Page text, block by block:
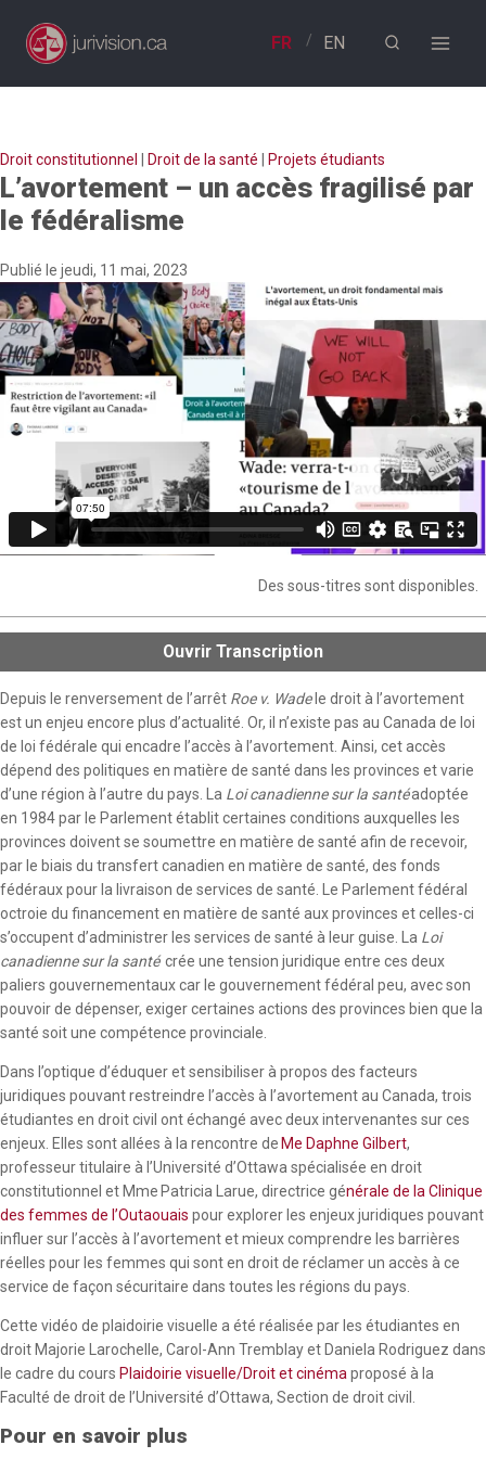
contenu
Droit constitutionnel Droit de la santé Projets étudiants
L’avortement – un accès fragilisé par
le fédéralisme
Publié le jeudi, 11 mai, 2023
Des sous-titres sont disponibles.
Ouvrir Transcription
*Montage scene*
Pourquoi est-il important pour une femme d’avoir accès à
l’avortement ? Pour les femmes, c’est la possibilité de
contrôler la procréation, à la fois le moment où elle a lieu, mais
aussi le choix d’assumer ou non cette responsabilité à vie et
de savoir si elles se trouvent à un moment de leur vie où elles
se sentent capables de le faire. Je pense qu’il est essentiel
que les femmes aient l’autonomie de leur corps.
Mais, on s’est qu’il y aplusieurs raisons qui font qu’il y a des
grossesses non planifiées, qu’une grossesse qui était planifiée
devient non voulue. Donc c’est important pour chaque
personne avoir un contrôle sur son corps, un contrôle sur sa
vie puis décider si on veut être parent puis quand on veut être
Que l’avortement est considéré comme un soin de santé. Il
s’agit d’un service médicalement nécessaire qui est financé
par les provinces et la répartition des compétences s’opère en
vertu de l’article 92 pour donner aux provinces la compétence
en matière de soins de santé. Notre constitution définit bien
les sphères de responsabilité entre le gouvernement fédéral
et les gouvernements provinciaux et les soins de santé sont
un domaine où, de plus en plus, en raison du coût des soins de
santé, les provinces doivent admettre qu’elles ne peuvent pas
tout simplement impossible. La situation peut être tendue
lorsque, par exemple, un parti comme le parti libéral contrôle
le gouvernement fédéral et qu’une province a un Premier
ministre conservateur. Il peut y avoir des intentions, mais le
système ne fonctionne que si tout le monde travaille
ensemble, car les provinces ne peuvent pas le faire seules,
Depuis le renversement de l’arrêt Roe v. Wadele droit à l’avortement
est un enjeu encore plus d’actualité. Or, il n’existe pas au Canada de loi
de loi fédérale qui encadre l’accès à l’avortement. Ainsi, cet accès
dépend des politiques en matière de santé dans les provinces et varie
d’une région à l’autre du pays. La Loi canadienne sur la santéadoptée
en 1984 par le Parlement établit certaines conditions auxquelles les
provinces doivent se soumettre en matière de santé afin de recevoir,
par le biais du transfert canadien en matière de santé, des fonds
fédéraux pour la livraison de services de santé. Le Parlement fédéral
octroie du financement en matière de santé aux provinces et celles-ci
s’occupent d’administrer les services de santé à leur guise. La Loi
canadienne sur la santécrée une tension juridique entre ces deux
paliers gouvernementaux car le gouvernement fédéral peu, avec son
pouvoir de dépenser, exiger certaines actions des provinces bien que la
santé soit une compétence provinciale.
Dans l’optique d’éduquer et sensibiliser à propos des facteurs
juridiques pouvant restreindre l’accès à l’avortement au Canada, trois
étudiantes en droit civil ont échangé avec deux intervenantes sur ces
enjeux. Elles sont allées à la rencontre de Me Daphne Gilbert,
professeur titulaire à l’Université d’Ottawa spécialisée en droit
constitutionnel et Mme Patricia Larue, directrice générale de la Clinique
des femmes de l’Outaouais pour explorer les enjeux juridiques pouvant
influer sur l’accès à l’avortement et mieux comprendre les barrières
réelles pour les femmes qui sont en droit de réclamer un accès à ce
service de façon sécuritaire dans toutes les régions du pays.
Cette vidéo de plaidoirie visuelle a été réalisée par les étudiantes en
droit Majorie Larochelle, Carol-Ann Tremblay et Daniela Rodriguez dans
le cadre du cours Plaidoirie visuelle/Droit et cinémaproposé à la
Faculté de droit de l’Université d’Ottawa, Section de droit civil.
Pour en savoir plus